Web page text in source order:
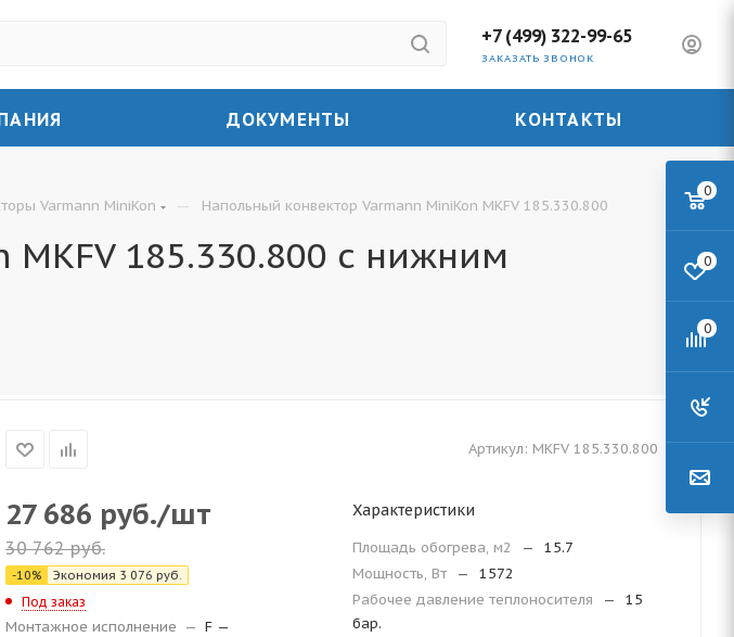
+7 (499) 322-99-65
ЗАКАЗАТЬ ЗВОНОК
ДОКУМЕНТЫ КОНТАКТЫ
Varmann MiniKon — Напольный конвектор Varmann MiniKon MKFV 185.330.800
185.330.800 с нижним
Артикул: MKFV 185.330.800
27 686 руб./шт
30 762руб.
-10% Экономия 3 076 руб.
Под заказ
Монтажное исполнение — F —
Характеристики
Площадь обогрева, м2 —
15.7
Мощность, Вт
—
1572
Рабочее давление теплоносителя
—
15
бар.
0
0
0